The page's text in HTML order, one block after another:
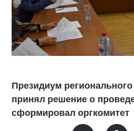
Президиум
принял решение о
сформировал оргкомитет